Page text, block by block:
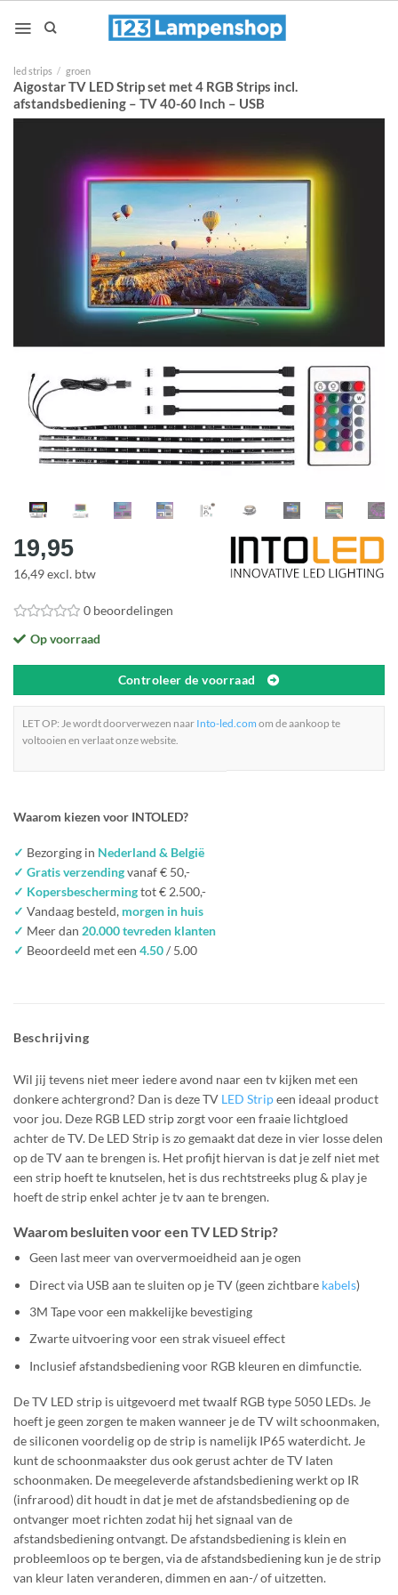
naar
led strips / groen
Aigostar TV LED Strip set met 4 RGB Strips incl.
afstandsbediening – TV 40-60 Inch – USB
19,95
16,49 excl. btw
0 beoordelingen
Op voorraad
Controleer de voorraad
LET OP: Je wordt doorverwezen naar Into-led.com om de aankoop te
voltooien en verlaat onze website.
Waarom kiezen voor INTOLED?
✓ Bezorging in Nederland & België
✓ Gratis verzendingvanaf € 50,-
✓ Kopersbeschermingtot € 2.500,-
✓ Vandaag besteld, morgen in huis
✓ Meer dan 20.000 tevreden klanten
✓ Beoordeeld met een 4.50/ 5.00
Beschrijving
Wil jij tevens niet meer iedere avond naar een tv kijken met een
donkere achtergrond? Dan is deze TV LED Stripeen ideaal product
voor jou. Deze RGB LED strip zorgt voor een fraaie lichtgloed
achter de TV. De LED Strip is zo gemaakt dat deze in vier losse delen
op de TV aan te brengen is. Het profijt hiervan is dat je zelf niet met
een strip hoeft te knutselen, het is dus rechtstreeks plug & play je
hoeft de strip enkel achter je tv aan te brengen.
Waarom besluiten voor een TV LED Strip?
Geen last meer van oververmoeidheid aan je ogen
Direct via USB aan te sluiten op je TV (geen zichtbare kabels)
3M Tape voor een makkelijke bevestiging
Zwarte uitvoering voor een strak visueel effect
Inclusief afstandsbediening voor RGB kleuren en dimfunctie.
De TV LED strip is uitgevoerd met twaalf RGB type 5050 LEDs. Je
hoeft je geen zorgen te maken wanneer je de TV wilt schoonmaken,
de siliconen voordelig op de strip is namelijk IP65 waterdicht. Je
kunt de schoonmaakster dus ook gerust achter de TV laten
schoonmaken. De meegeleverde afstandsbediening werkt op IR
(infrarood) dit houdt in dat je met de afstandsbediening op de
ontvanger moet richten zodat hij het signaal van de
afstandsbediening ontvangt. De afstandsbediening is klein en
probleemloos op te bergen, via de afstandsbediening kun je de strip
van kleur laten veranderen, dimmen en aan-/ of uitzetten.